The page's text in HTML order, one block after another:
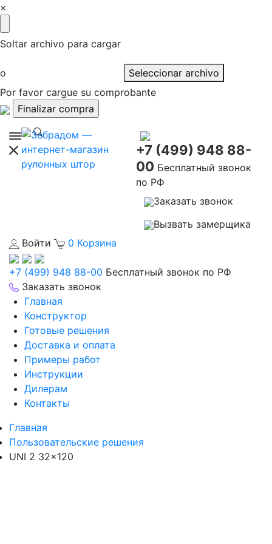
×
Soltar archivo para cargar
o
Seleccionar archivo
Por favor cargue su comprobante
+7 (499) 948 88-
00 Бесплатный звонок
по РФ
Заказать звонок
Вызвать замерщика
Войти
0 Корзина
+7 (499) 948 88-00 Бесплатный звонок по РФ
Заказать звонок
Главная
Конструктор
Готовые решения
Доставка и оплата
Примеры работ
Инструкции
Дилерам
Контакты
Главная
Пользовательские решения
UNI 2 32×120